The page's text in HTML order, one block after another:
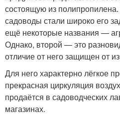
состоящую из полипропилена.
садоводы стали широко его
ещё некоторые названия —
Однако, второй — это
отличие от него защищен от
Для него характерно лёгкое
прекрасная циркуляция
продаётся в садоводческих
магазинах.